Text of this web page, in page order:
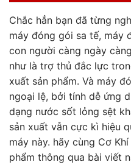
Chắc hẳn bạn đã từng
máy đóng gói sa tế, máy
con người càng ngày
như là trợ thủ đắc lực
xuất sản phẩm. Và máy
ngoại lệ, bởi tính dễ ứng
dạng nước sốt lỏng sệt
sản xuất vẫn cực kì hiệu
máy này. hãy cùng Cơ
phẩm thông qua bài viết